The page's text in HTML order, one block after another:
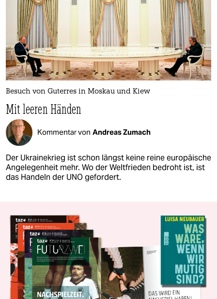
Besuch von Guterres in Moskau und Kiew
Mit leeren Händen
Kommentar von Andreas Zumach
Der Ukrainekrieg ist schon längst keine reine europäische
Angelegenheit mehr. Wo der Weltfrieden bedroht ist, ist
das Handeln der UNO gefordert.